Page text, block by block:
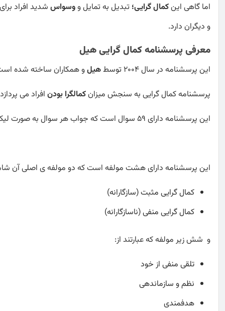
اما گاهی اینکمال گرایی؛تبدیل به تمایل ووسواسشدید افراد
و دیگران دارد.
معرفی پرسشنامه کمال گرایی هیل
این پرسشنامه در سال 2004 توسط هیلو همکاران ساخته شده
پرسشنامه کمال گرایی به سنجش میزانکمالگرا بودنافراد می
این پرسشنامه دارای 59 سوال است که جواب هر سوال به صورت لیکرت چهار درجه ای از کاملا موافقم تا کاملا مخالفم می باشد.
این پرسشنامه دارای هشت مولفه است که دو مولفه ی اصلی آن
کمال گرایی مثبت (سازگارانه)
کمال گرایی منفی (ناسازگارانه)
و شش زیر مولفه که عبارتند از:
تلقی منفی از خود
نظم و سازماندهی
هدفمندی